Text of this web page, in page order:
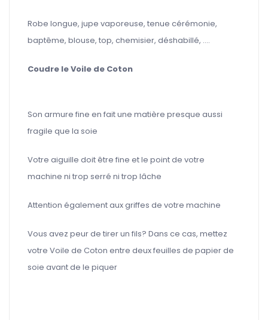
Robe longue, jupe vaporeuse, tenue cérémonie,
baptême, blouse, top, chemisier, déshabillé, ....
Coudre leVoile de Coton
Son armure fine en fait une matière presque aussi
fragile que la soie
Votre aiguille doit être fine et le point de votre
machine ni trop serré ni trop lâche
Attention également aux griffes de votre machine
Vous avez peur de tirer un fils? Dans ce cas, mettez
votre Voile de Coton entre deux feuilles de papier de
soie avant de le piquer